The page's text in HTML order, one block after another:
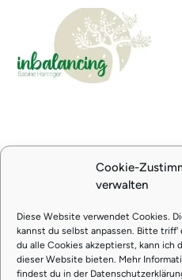
Cookie-
verwalten
Diese Website verwendet Cookies.
kannst du selbst anpassen. Bitte
du alle Cookies akzeptierst, kann ich
dieser Website bieten. Mehr
findest du in der
Direkter